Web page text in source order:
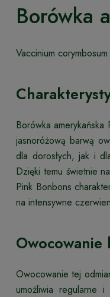
Borówka
Vaccinium corymbosum
Borówka
jasnoróżową barwą
dla dorosłych, jak i
Dzięki temu świetnie
Pink Bonbons
na intensywne
Owocowanie tej
umożliwia regularne